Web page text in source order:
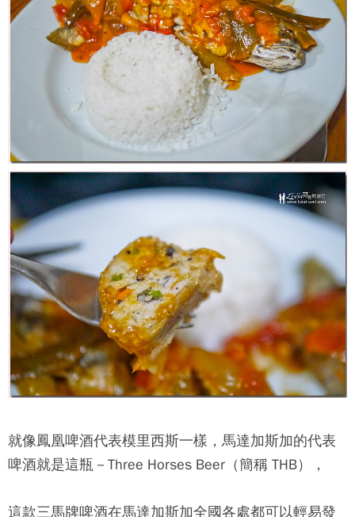
就像鳳凰啤酒代表模里西斯一樣，馬達加斯加的代表
啤酒就是這瓶－Three Horses Beer（簡稱 THB），
這款三馬牌啤酒在馬達加斯加全國各處都可以輕易發